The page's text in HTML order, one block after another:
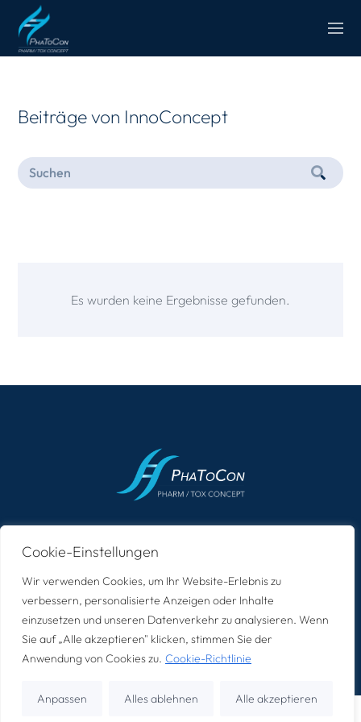
Cookie-Einstellungen
Wir verwenden Cookies, um Ihr Website-Erlebnis zu
verbessern, personalisierte Anzeigen oder Inhalte
einzusetzen und unseren Datenverkehr zu analysieren. Wenn
Sie auf „Alle akzeptieren" klicken, stimmen Sie der
Anwendung von Cookies zu. Cookie-Richtlinie
Anpassen Alles ablehnen Alle akzeptieren
Beiträge von InnoConcept
Es wurden keine Ergebnisse gefunden.
Kurzberatung
Impressum Datenschutz
©2024 – Alle Rechte vorbehalten.
Webdesign von